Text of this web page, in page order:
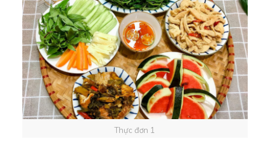
Thực đơn 1